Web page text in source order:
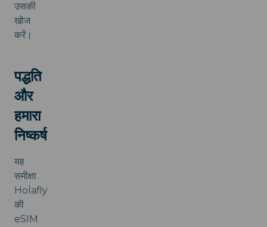
उसकी
खोज
करें।
पद्धति
और
हमारा
निष्कर्ष
यह
समीक्षा
Holafly
की
eSIM